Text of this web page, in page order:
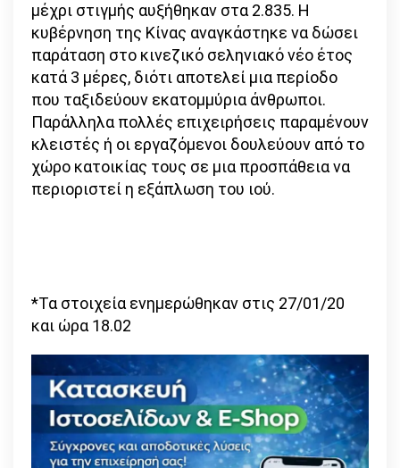
στην
Κίνα
μέχρι στιγμής αυξήθηκαν στα 2.835. Η
κυβέρνηση της Κίνας αναγκάστηκε να δώσει
παράταση στο κινεζικό σεληνιακό νέο έτος
κατά 3 μέρες, διότι αποτελεί μια περίοδο
που ταξιδεύουν εκατομμύρια άνθρωποι.
Παράλληλα πολλές επιχειρήσεις παραμένουν
κλειστές ή οι εργαζόμενοι δουλεύουν από το
χώρο κατοικίας τους σε μια προσπάθεια να
περιοριστεί η εξάπλωση του ιού.
*Τα στοιχεία ενημερώθηκαν στις 27/01/20
και ώρα 18.02